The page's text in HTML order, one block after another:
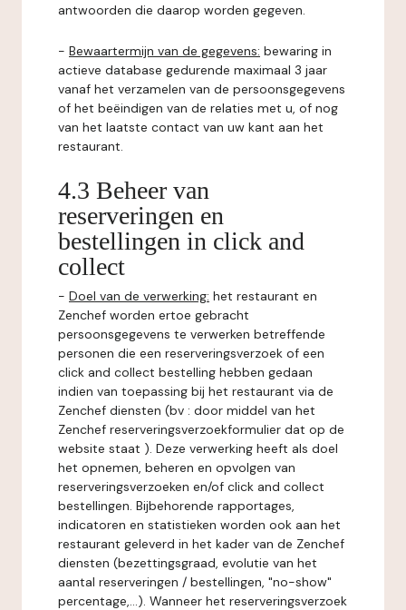
antwoorden die daarop worden gegeven.
- Bewaartermijn van de gegevens: bewaring in
actieve database gedurende maximaal 3 jaar
vanaf het verzamelen van de persoonsgegevens
of het beëindigen van de relaties met u, of nog
van het laatste contact van uw kant aan het
restaurant.
4.3 Beheer van
reserveringen en
bestellingen in click and
collect
- Doel van de verwerking: het restaurant en
Zenchef worden ertoe gebracht
persoonsgegevens te verwerken betreffende
personen die een reserveringsverzoek of een
click and collect bestelling hebben gedaan
indien van toepassing bij het restaurant via de
Zenchef diensten (bv : door middel van het
Zenchef reserveringsverzoekformulier dat op de
website staat ). Deze verwerking heeft als doel
het opnemen, beheren en opvolgen van
reserveringsverzoeken en/of click and collect
bestellingen. Bijbehorende rapportages,
indicatoren en statistieken worden ook aan het
restaurant geleverd in het kader van de Zenchef
diensten (bezettingsgraad, evolutie van het
aantal reserveringen / bestellingen, "no-show"
percentage,...). Wanneer het reserveringsverzoek